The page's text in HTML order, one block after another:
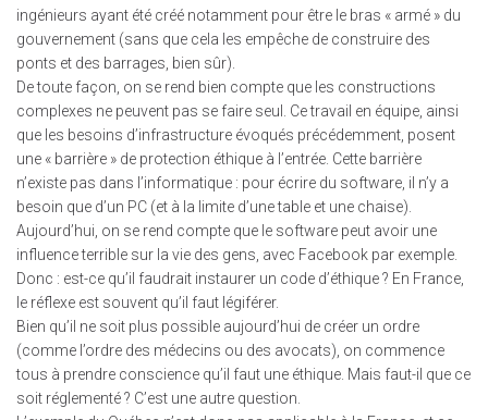
ingénieurs ayant été créé notamment pour être le bras « armé » du
gouvernement (sans que cela les empêche de construire des
ponts et des barrages, bien sûr).
De toute façon, on se rend bien compte que les constructions
complexes ne peuvent pas se faire seul. Ce travail en équipe, ainsi
que les besoins d’infrastructure évoqués précédemment, posent
une « barrière » de protection éthique à l’entrée. Cette barrière
n’existe pas dans l’informatique : pour écrire du software, il n’y a
besoin que d’un PC (et à la limite d’une table et une chaise).
Aujourd’hui, on se rend compte que le software peut avoir une
influence terrible sur la vie des gens, avec Facebook par exemple.
Donc : est-ce qu’il faudrait instaurer un code d’éthique ? En France,
le réflexe est souvent qu’il faut légiférer.
Bien qu’il ne soit plus possible aujourd’hui de créer un ordre
(comme l’ordre des médecins ou des avocats), on commence
tous à prendre conscience qu’il faut une éthique. Mais faut-il que ce
soit réglementé ? C’est une autre question.